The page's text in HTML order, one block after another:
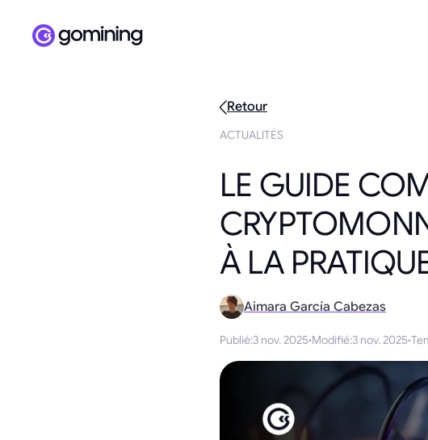
Retour
ACTUALITÉS
LE GUIDE
À LA
Aimara García Cabezas
Publié:3 nov. 2025·Modifié:3 nov. 2025·